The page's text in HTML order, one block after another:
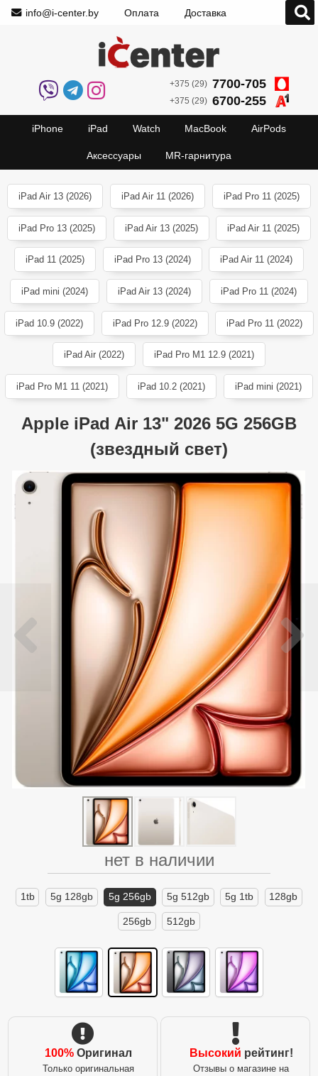
info@i-center.by Оплата Доставка
+375 (29) 7700-705
+375 (29) 6700-255
iPhone iPad Watch MacBook AirPods
Аксессуары MR-гарнитура
iPad Air 13 (2026) iPad Air 11 (2026) iPad Pro 11 (2025)
iPad Pro 13 (2025) iPad Air 13 (2025) iPad Air 11 (2025)
iPad 11 (2025) iPad Pro 13 (2024) iPad Air 11 (2024)
iPad mini (2024) iPad Air 13 (2024) iPad Pro 11 (2024)
iPad 10.9 (2022) iPad Pro 12.9 (2022) iPad Pro 11 (2022)
iPad Air (2022) iPad Pro M1 12.9 (2021)
iPad Pro M1 11 (2021) iPad 10.2 (2021) iPad mini (2021)
Apple iPad Air 13" 2026 5G 256GB
(звездный свет)
нет в наличии
1tb 5g 128gb 5g 256gb 5g 512gb 5g 1tb 128gb
256gb 512gb
100% Оригинал
Только оригинальная
Высокий рейтинг!
Отзывы о магазине на